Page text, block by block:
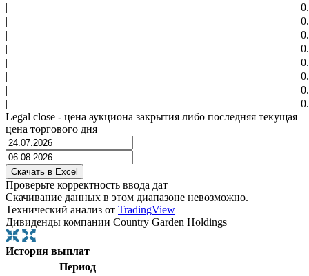
|
|
|
|
|
|
|
|
Legal close - цена аукциона закрытия либо последняя текущая
цена торгового дня
Проверьте корректность ввода дат
Скачивание данных в этом диапазоне невозможно.
Технический анализ от TradingView
Дивиденды компании Country Garden Holdings
История выплат
Период